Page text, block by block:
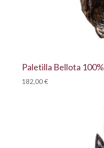
Paletilla Bellota 100%
182,00€